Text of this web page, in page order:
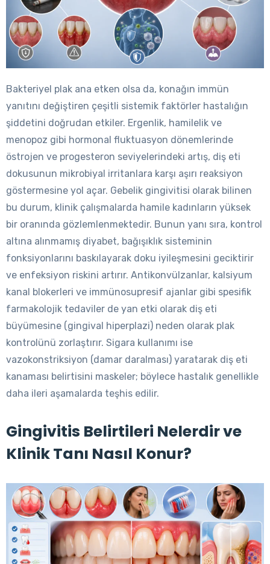
Bakteriyel plak ana etken olsa da, konağın immün
yanıtını değiştiren çeşitli sistemik faktörler hastalığın
şiddetini doğrudan etkiler. Ergenlik, hamilelik ve
menopoz gibi hormonal fluktuasyon dönemlerinde
östrojen ve progesteron seviyelerindeki artış, diş eti
dokusunun mikrobiyal irritanlara karşı aşırı reaksiyon
göstermesine yol açar. Gebelik gingivitisi olarak bilinen
bu durum, klinik çalışmalarda hamile kadınların yüksek
bir oranında gözlemlenmektedir. Bunun yanı sıra, kontrol
altına alınmamış diyabet, bağışıklık sisteminin
fonksiyonlarını baskılayarak doku iyileşmesini geciktirir
ve enfeksiyon riskini artırır. Antikonvülzanlar, kalsiyum
kanal blokerleri ve immünosupresif ajanlar gibi spesifik
farmakolojik tedaviler de yan etki olarak diş eti
büyümesine (gingival hiperplazi) neden olarak plak
kontrolünü zorlaştırır. Sigara kullanımı ise
vazokonstriksiyon (damar daralması) yaratarak diş eti
kanaması belirtisini maskeler; böylece hastalık genellikle
daha ileri aşamalarda teşhis edilir.
Gingivitis Belirtileri Nelerdir ve
Klinik Tanı Nasıl Konur?